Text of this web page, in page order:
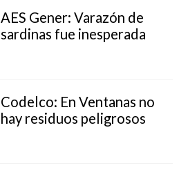
AES Gener: Varazón de
sardinas fue inesperada
Codelco: En Ventanas no
hay residuos peligrosos